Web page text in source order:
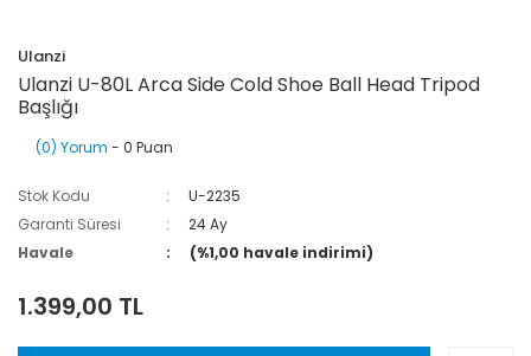
Ulanzi
Ulanzi U-80L Arca Side Cold Shoe Ball Head Tripod
Başlığı
(0) Yorum - 0 Puan
Stok Kodu
U-2235
Garanti Süresi
24 Ay
Havale
(%1,00 havale indirimi)
1.399,00 TL